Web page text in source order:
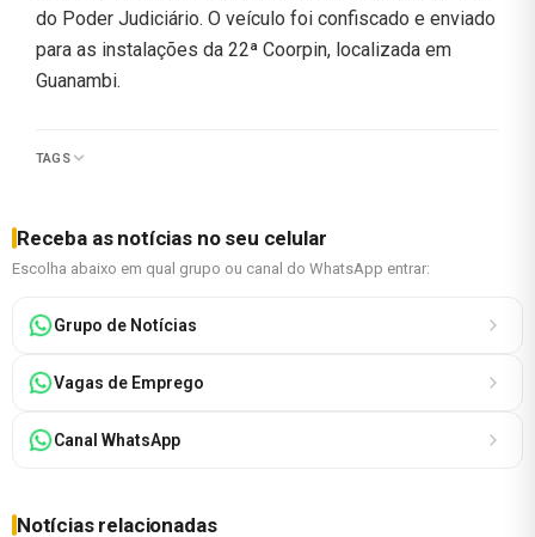
do Poder Judiciário. O veículo foi confiscado e enviado
para as instalações da 22ª Coorpin, localizada em
Guanambi.
TAGS
Receba as notícias no seu celular
Escolha abaixo em qual grupo ou canal do WhatsApp entrar:
Grupo de Notícias
Vagas de Emprego
Canal WhatsApp
Notícias relacionadas